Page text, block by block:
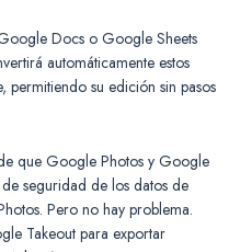
Docs o Google Sheets
automáticamente estos
su edición sin pasos
que Google Photos y Google
seguridad de los datos de
Pero no hay problema.
Takeout para exportar